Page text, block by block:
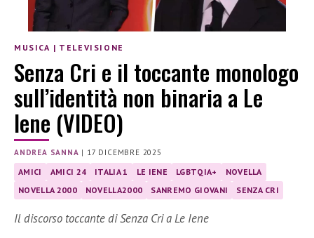
MUSICA | TELEVISIONE
Senza Cri e il toccante monologo
sull’identità non binaria a Le
Iene (VIDEO)
ANDREA SANNA | 17 DICEMBRE 2025
AMICI AMICI 24 ITALIA 1 LE IENE LGBTQIA+
NOVELLA
NOVELLA 2000
NOVELLA2000 SANREMO GIOVANI SENZA CRI
Il discorso toccante di Senza Cri a Le Iene